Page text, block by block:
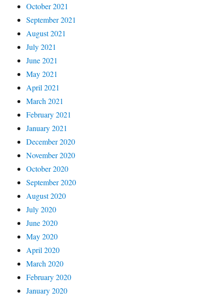
October 2021
September 2021
August 2021
July 2021
June 2021
May 2021
April 2021
March 2021
February 2021
January 2021
December 2020
November 2020
October 2020
September 2020
August 2020
July 2020
June 2020
May 2020
April 2020
March 2020
February 2020
January 2020